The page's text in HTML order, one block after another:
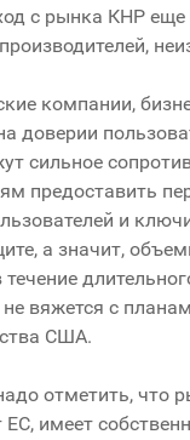
с рынка КНР
компании,
доверии
сильное
предоставить
и
а значит,
течение
вяжется с
США.
отметить, что
ЕС, имеет